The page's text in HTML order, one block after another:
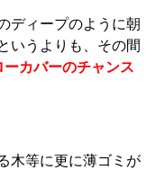
ディープのように朝
いうよりも、その間
ーカバーのチャンス
木等に更に薄ゴミが